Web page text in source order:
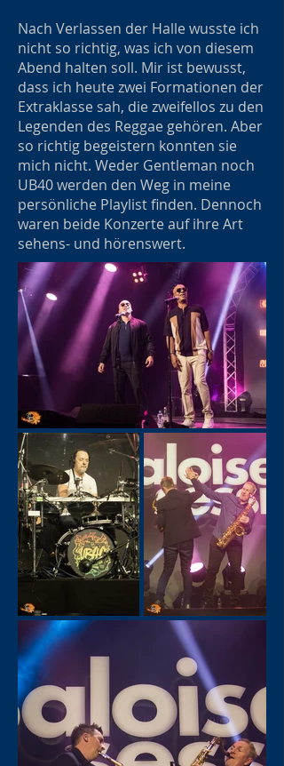
Nach Verlassen der Halle wusste ich
nicht so richtig, was ich von diesem
Abend halten soll. Mir ist bewusst,
dass ich heute zwei Formationen der
Extraklasse sah, die zweifellos zu den
Legenden des Reggae gehören. Aber
so richtig begeistern konnten sie
mich nicht. Weder Gentleman noch
UB40 werden den Weg in meine
persönliche Playlist finden. Dennoch
waren beide Konzerte auf ihre Art
sehens- und hörenswert.